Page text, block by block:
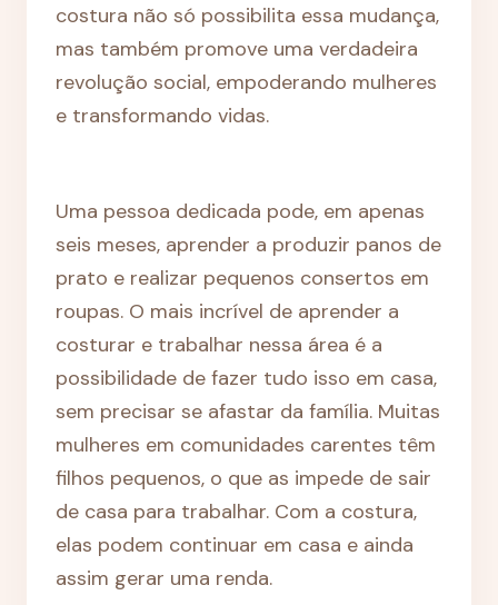
costura não só possibilita essa mudança,
mas também promove uma verdadeira
revolução social, empoderando mulheres
e transformando vidas.
Uma pessoa dedicada pode, em apenas
seis meses, aprender a produzir panos de
prato e realizar pequenos consertos em
roupas. O mais incrível de aprender a
costurar e trabalhar nessa área é a
possibilidade de fazer tudo isso em casa,
sem precisar se afastar da família. Muitas
mulheres em comunidades carentes têm
filhos pequenos, o que as impede de sair
de casa para trabalhar. Com a costura,
elas podem continuar em casa e ainda
assim gerar uma renda.